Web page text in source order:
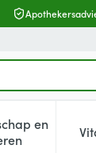
en hygiëne
voeding
en
submenu